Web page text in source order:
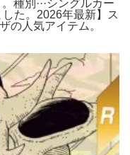
種別···シングルカー
た。2026年最新】ス
の人気アイテム。